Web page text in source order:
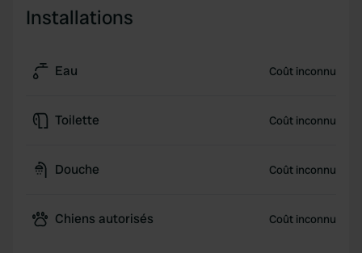
Installations
Eau Coût inconnu
Toilette Coût inconnu
Douche Coût inconnu
Chiens autorisés Coût inconnu